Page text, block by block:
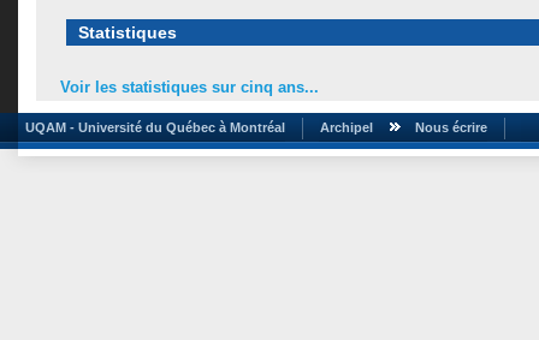
Statistiques
Voir les statistiques sur cinq ans...
UQAM - Université du Québec à Montréal Archipel Nous écrire